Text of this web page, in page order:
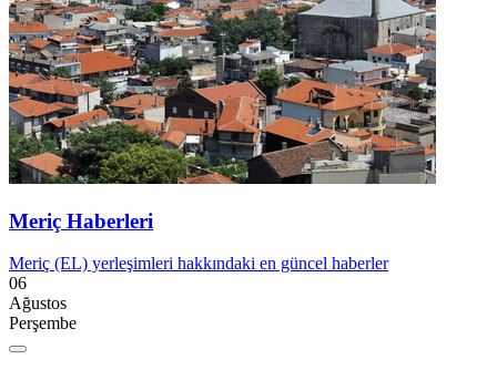
Meriç Haberleri
Meriç (EL) yerleşimleri hakkındaki en güncel haberler
06
Ağustos
Perşembe